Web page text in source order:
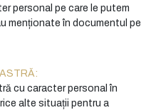
personal pe care le putem
menționate în documentul pe
cu caracter personal în
alte situații pentru a